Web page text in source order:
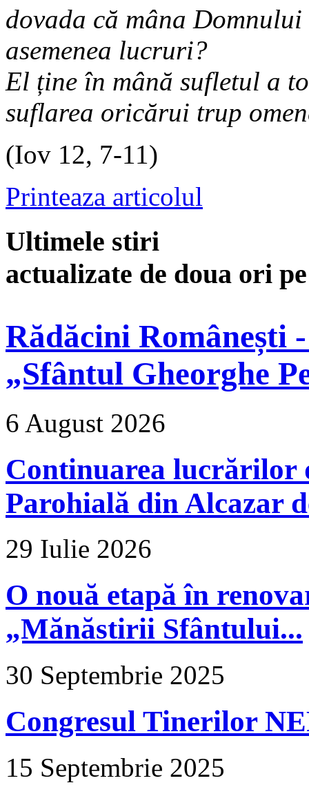
dovada că mâna
asemenea lucruri?
El ține în mână sufletul a
suflarea oricărui trup
(Iov 12, 7-11)
Printeaza articolul
Ultimele stiri
actualizate de doua ori
Rădăcini Românești
„Sfântul Gheorghe
6 August 2026
Continuarea lucrărilor
Parohială din Alcazar
29 Iulie 2026
O nouă etapă în
„Mănăstirii Sfântului...
30 Septembrie 2025
Congresul Tinerilor
15 Septembrie 2025